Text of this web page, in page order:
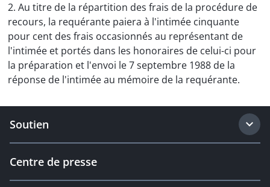
2. Au titre de la répartition des frais de la procédure de
recours, la requérante paiera à l'intimée cinquante
pour cent des frais occasionnés au représentant de
l'intimée et portés dans les honoraires de celui-ci pour
la préparation et l'envoi le 7 septembre 1988 de la
réponse de l'intimée au mémoire de la requérante.
Soutien
Centre de presse